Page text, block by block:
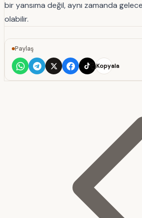
bir yansıma değil, aynı zamanda
olabilir.
Paylaş
Kopyala